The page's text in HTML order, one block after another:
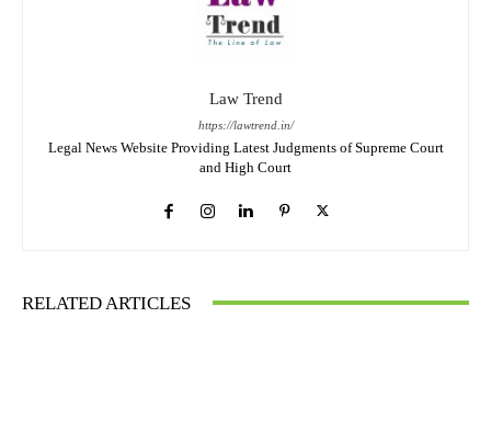
Law Trend
https://lawtrend.in/
Legal News Website Providing Latest Judgments of Supreme Court
and High Court
RELATED ARTICLES